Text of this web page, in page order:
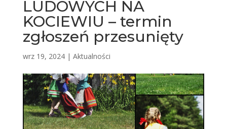
LUDOWYCH NA
KOCIEWIU – termin
zgłoszeń przesunięty
wrz 19, 2024| Aktualności